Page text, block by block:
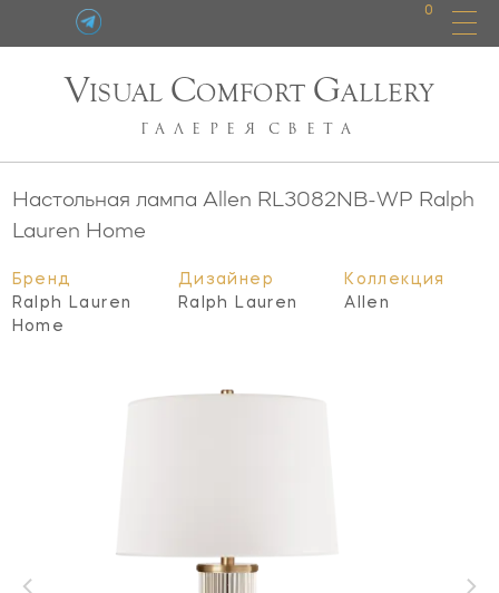
0
VISUAL COMFORT GALLERY
ГАЛЕРЕЯ СВЕТА
Настольная лампа Allen RL3082NB-WP Ralph
Lauren Home
Бренд
Ralph Lauren
Home
Дизайнер
Ralph Lauren
Коллекция
Allen